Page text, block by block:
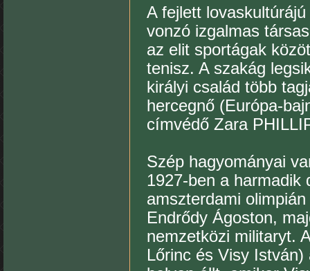
A fejlett
vonzó izgalmas
az elit sportágak
tenisz. A szakág
királyi család több
hercegnő (Európa-
címvédő Zara
Szép hagyományai
1927-ben a harmadik
amszterdami
Endrődy Ágoston,
nemzetközi militaryt.
Lőrinc és Visy